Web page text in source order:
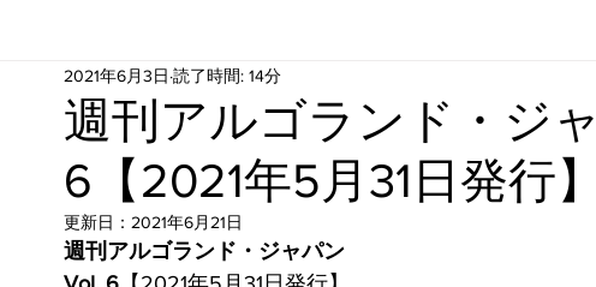
ウォレット 定期レポート
アルゴランド財団 持続可能性 メルマガ 技
サプライチェーン ゲーム 音楽
週刊アルゴランド・ジ
6【2021年5月31日発行】
2021年6月3日 読了時間: 14分
更新日： 2021年6月21日
週刊アルゴランド・ジャパン